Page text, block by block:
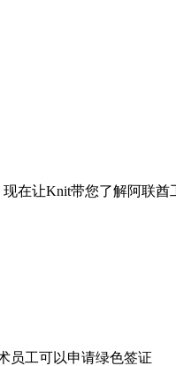
在让Knit带您了解阿联酋
员工可以申请绿色签证